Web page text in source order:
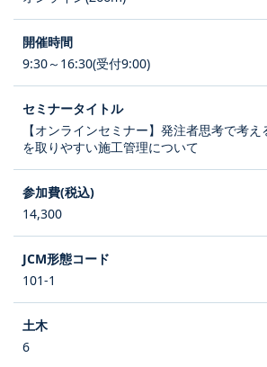
9:30～16:30(受付9:00)
【オンラインセミナー】発注者思考で考
を取りやすい施工管理について
14,300
101-1
6